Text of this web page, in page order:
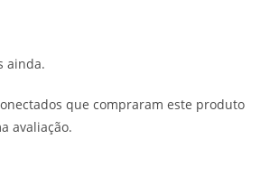
ainda.
que compraram este produto
avaliação.